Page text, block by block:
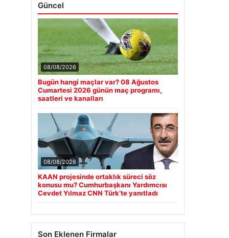
Güncel
08/08/2026
Bugün hangi maçlar var? 08 Ağustos
Cumartesi 2026 günün maç programı,
saatleri ve kanalları
08/08/2026
KAAN projesinde ortaklık süreci söz
konusu mu? Cumhurbaşkanı Yardımcısı
Cevdet Yılmaz CNN Türk’te yanıtladı
Son Eklenen Firmalar